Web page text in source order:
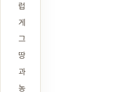
럽
게
그
땅
과
농